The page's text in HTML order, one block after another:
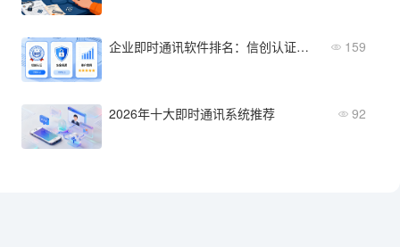
企业即时通讯软件排名：信创认证、安全资质、客户案例加权 159
2026年十大即时通讯系统推荐 92